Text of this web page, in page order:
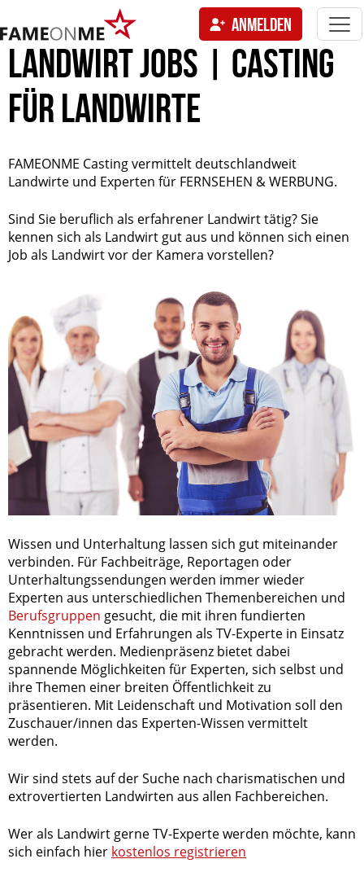
ANMELDEN
LANDWIRT JOBS | CASTING
FÜR LANDWIRTE
FAMEONME Casting vermittelt deutschlandweit
Landwirte und Experten für FERNSEHEN & WERBUNG.
Sind Sie beruflich als erfahrener Landwirt tätig? Sie
kennen sich als Landwirt gut aus und können sich einen
Job als Landwirt vor der Kamera vorstellen?
Wissen und Unterhaltung lassen sich gut miteinander
verbinden. Für Fachbeiträge, Reportagen oder
Unterhaltungssendungen werden immer wieder
Experten aus unterschiedlichen Themenbereichen und
Berufsgruppen gesucht, die mit ihren fundierten
Kenntnissen und Erfahrungen als TV-Experte in Einsatz
gebracht werden. Medienpräsenz bietet dabei
spannende Möglichkeiten für Experten, sich selbst und
ihre Themen einer breiten Öffentlichkeit zu
präsentieren. Mit Leidenschaft und Motivation soll den
Zuschauer/innen das Experten-Wissen vermittelt
werden.
Wir sind stets auf der Suche nach charismatischen und
extrovertierten Landwirten aus allen Fachbereichen.
Wer als Landwirt gerne TV-Experte werden möchte, kann
sich einfach hier kostenlos registrieren